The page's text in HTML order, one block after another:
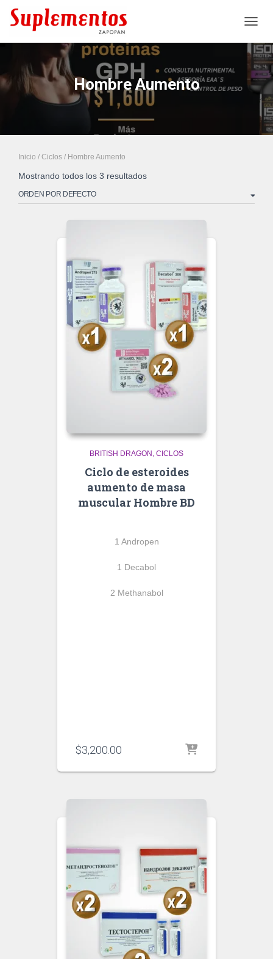
Hombre Aumento
Inicio / Ciclos / Hombre Aumento
Mostrando todos los 3 resultados
BRITISH DRAGON CICLOS
Ciclo de esteroides
aumento de masa
muscular Hombre BD
1 Andropen
1 Decabol
2 Methanabol
$3,200.00